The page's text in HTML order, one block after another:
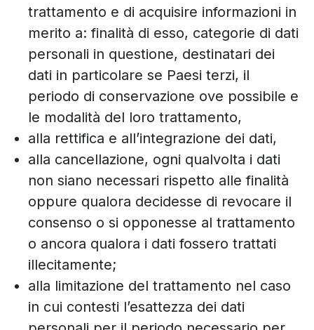
trattamento e di acquisire informazioni in
merito a: finalità di esso, categorie di dati
personali in questione, destinatari dei
dati in particolare se Paesi terzi, il
periodo di conservazione ove possibile e
le modalità del loro trattamento,
alla rettifica e all’integrazione dei dati,
alla cancellazione, ogni qualvolta i dati
non siano necessari rispetto alle finalità
oppure qualora decidesse di revocare il
consenso o si opponesse al trattamento
o ancora qualora i dati fossero trattati
illecitamente;
alla limitazione del trattamento nel caso
in cui contesti l’esattezza dei dati